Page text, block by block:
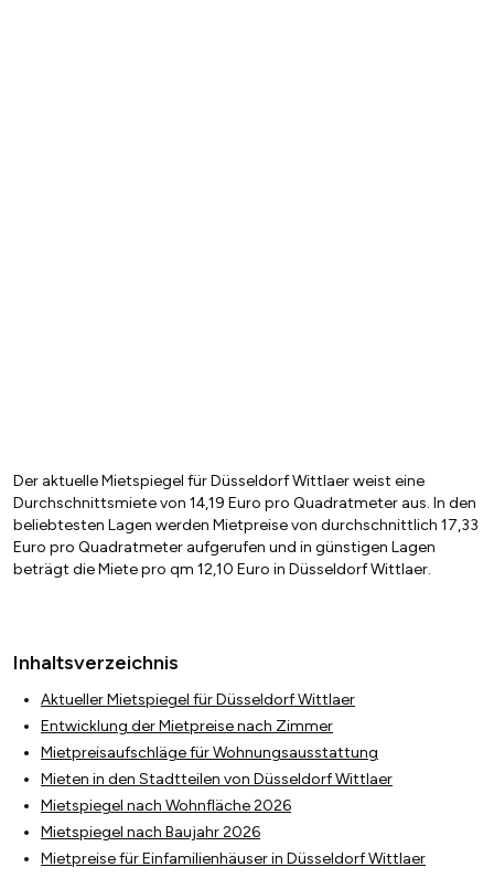
Der aktuelle Mietspiegel für Düsseldorf Wittlaer weist eine
Durchschnittsmiete von 14,19 Euro pro Quadratmeter aus. In den
beliebtesten Lagen werden Mietpreise von durchschnittlich 17,33
Euro pro Quadratmeter aufgerufen und in günstigen Lagen
beträgt die Miete pro qm 12,10 Euro in Düsseldorf Wittlaer.
Inhaltsverzeichnis
Aktueller Mietspiegel für Düsseldorf Wittlaer
Entwicklung der Mietpreise nach Zimmer
Mietpreisaufschläge für Wohnungsausstattung
Mieten in den Stadtteilen von Düsseldorf Wittlaer
Mietspiegel nach Wohnfläche 2026
Mietspiegel nach Baujahr 2026
Mietpreise für Einfamilienhäuser in Düsseldorf Wittlaer